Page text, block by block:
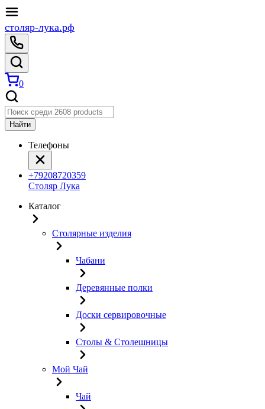
столяр-лука.рф
0
Найти
Телефоны
+79208720359
Столяр Лука
Каталог
Столярные изделия
Чабани
Деревянные полки
Доски сервировочные
Столы & Столешницы
Мой Чай
Чай